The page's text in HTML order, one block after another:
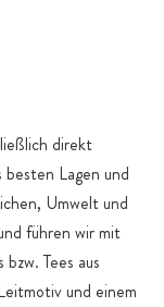
direkt
Lagen und
Umwelt und
führen wir mit
Tees aus
und einem